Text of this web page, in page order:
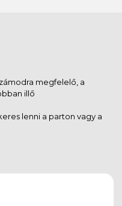
megfelelő, a
illő
lenni a parton vagy a